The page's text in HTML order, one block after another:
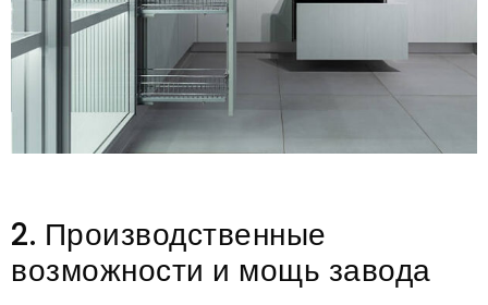
2. Производственные
возможности и мощь завода